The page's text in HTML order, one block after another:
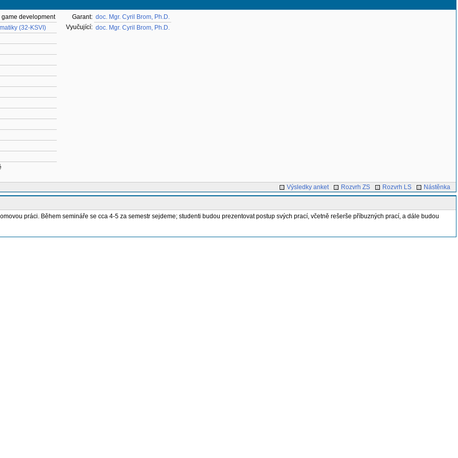
game development
(32-KSVI)
Garant: doc. Mgr. Cyril Brom, Ph.D.
Vyučující: doc. Mgr. Cyril Brom, Ph.D.
Výsledky anket Rozvrh ZS Rozvrh LS Nástěnka
práci. Během semináře se cca 4-5 za semestr sejdeme; studenti budou prezentovat postup svých prací, včetně rešerše příbuzných prací, a dále budou